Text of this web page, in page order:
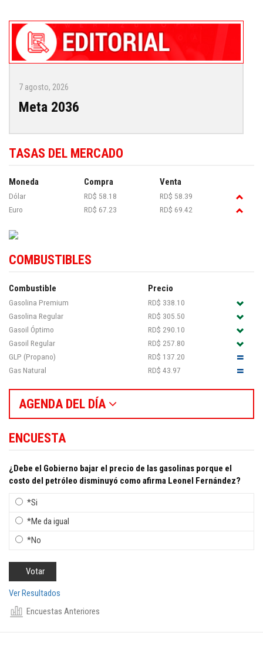
7 agosto, 2026
Meta 2036
TASAS DEL MERCADO
Moneda Compra Venta
Dólar RD$ 58.18
RD$ 58.39
Euro
RD$ 67.23 RD$ 69.42
COMBUSTIBLES
Combustible Precio
Gasolina Premium
RD$ 338.10
Gasolina Regular
RD$ 305.50
Gasoil Óptimo
RD$ 290.10
Gasoil Regular
RD$ 257.80
GLP (Propano)
RD$ 137.20
Gas Natural
RD$ 43.97
AGENDA DEL DÍA
ENCUESTA
¿Debe el Gobierno bajar el precio de las gasolinas porque el
costo del petróleo disminuyó como afirma Leonel Fernández?
*Si
*Me da igual
*No
Ver Resultados
Encuestas Anteriores